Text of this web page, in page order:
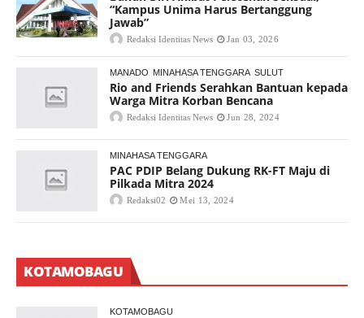
“Kampus Unima Harus Bertanggung
Jawab”
Redaksi Identitas News Jan 03, 2026
MANADO MINAHASA TENGGARA SULUT
Rio and Friends Serahkan Bantuan kepada
Warga Mitra Korban Bencana
Redaksi Identitas News Jun 28, 2024
MINAHASA TENGGARA
PAC PDIP Belang Dukung RK-FT Maju di
Pilkada Mitra 2024
Redaksi02 Mei 13, 2024
KOTAMOBAGU
KOTAMOBAGU